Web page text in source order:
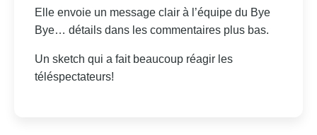
Elle envoie un message clair à l’équipe du Bye
Bye… détails dans les commentaires plus bas.
Un sketch qui a fait beaucoup réagir les
téléspectateurs!